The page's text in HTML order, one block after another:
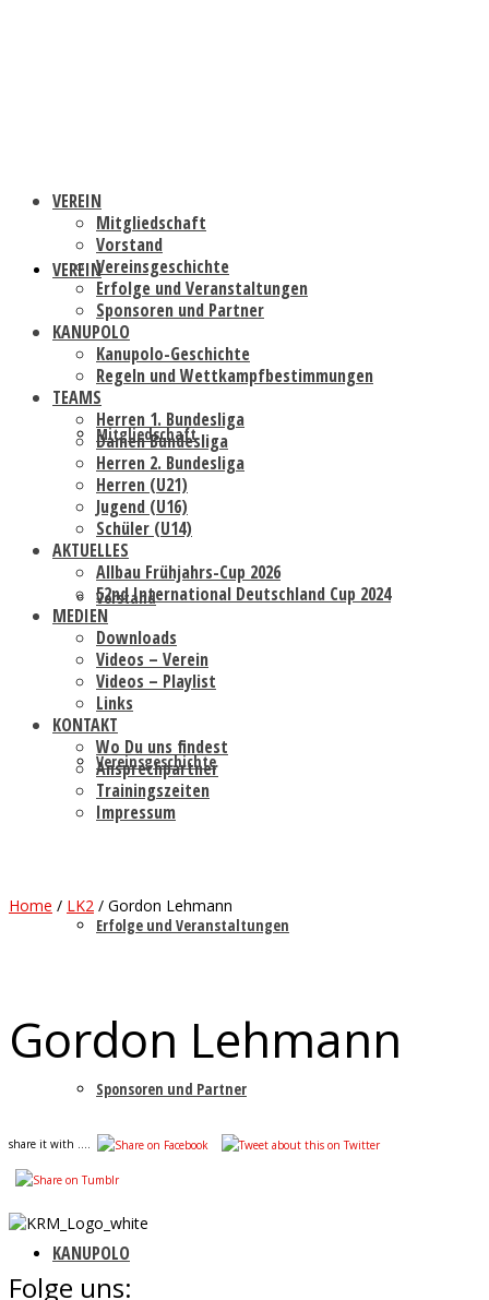
VEREIN
Mitgliedschaft
Vorstand
Vereinsgeschichte
Erfolge und Veranstaltungen
Sponsoren und Partner
KANUPOLO
VEREIN
Mitgliedschaft
Vorstand
Vereinsgeschichte
Erfolge und Veranstaltungen
Sponsoren und Partner
KANUPOLO
Kanupolo-Geschichte
Regeln und Wettkampfbestimmungen
TEAMS
Herren 1. Bundesliga
Damen Bundesliga
Herren 2. Bundesliga
Herren (U21)
Jugend (U16)
Schüler (U14)
AKTUELLES
Allbau Frühjahrs-Cup 2026
52nd International Deutschland Cup 2024
MEDIEN
Downloads
Videos – Verein
Videos – Playlist
Links
KONTAKT
Wo Du uns findest
Ansprechpartner
Trainingszeiten
Impressum
Home / LK2 / Gordon Lehmann
Gordon Lehmann
share it with ....
Folge uns: